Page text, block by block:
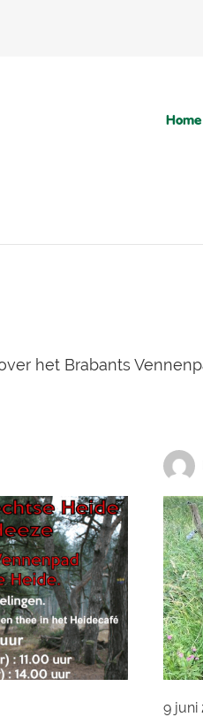
Home
het Brabants
9 juni